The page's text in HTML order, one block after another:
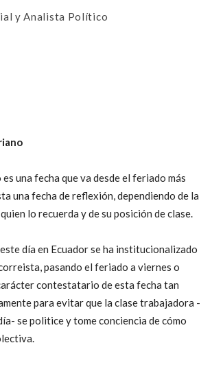
y Analista Político
una fecha que va desde el feriado más
una fecha de reflexión, dependiendo de la
lo recuerda y de su posición de clase.
día en Ecuador se ha institucionalizado
pasando el feriado a viernes o
contestatario de esta fecha tan
para evitar que la clase trabajadora -
se politice y tome conciencia de cómo